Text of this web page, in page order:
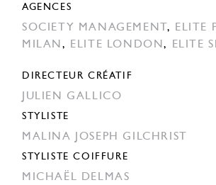
AGENCES
SOCIETY MANAGEMENT , ELITE
MILAN , ELITE LONDON, ELITE
DIRECTEUR CRÉATIF
JULIEN GALLICO
STYLISTE
MALINA JOSEPH GILCHRIST
STYLISTE COIFFURE
MICHAËL DELMAS